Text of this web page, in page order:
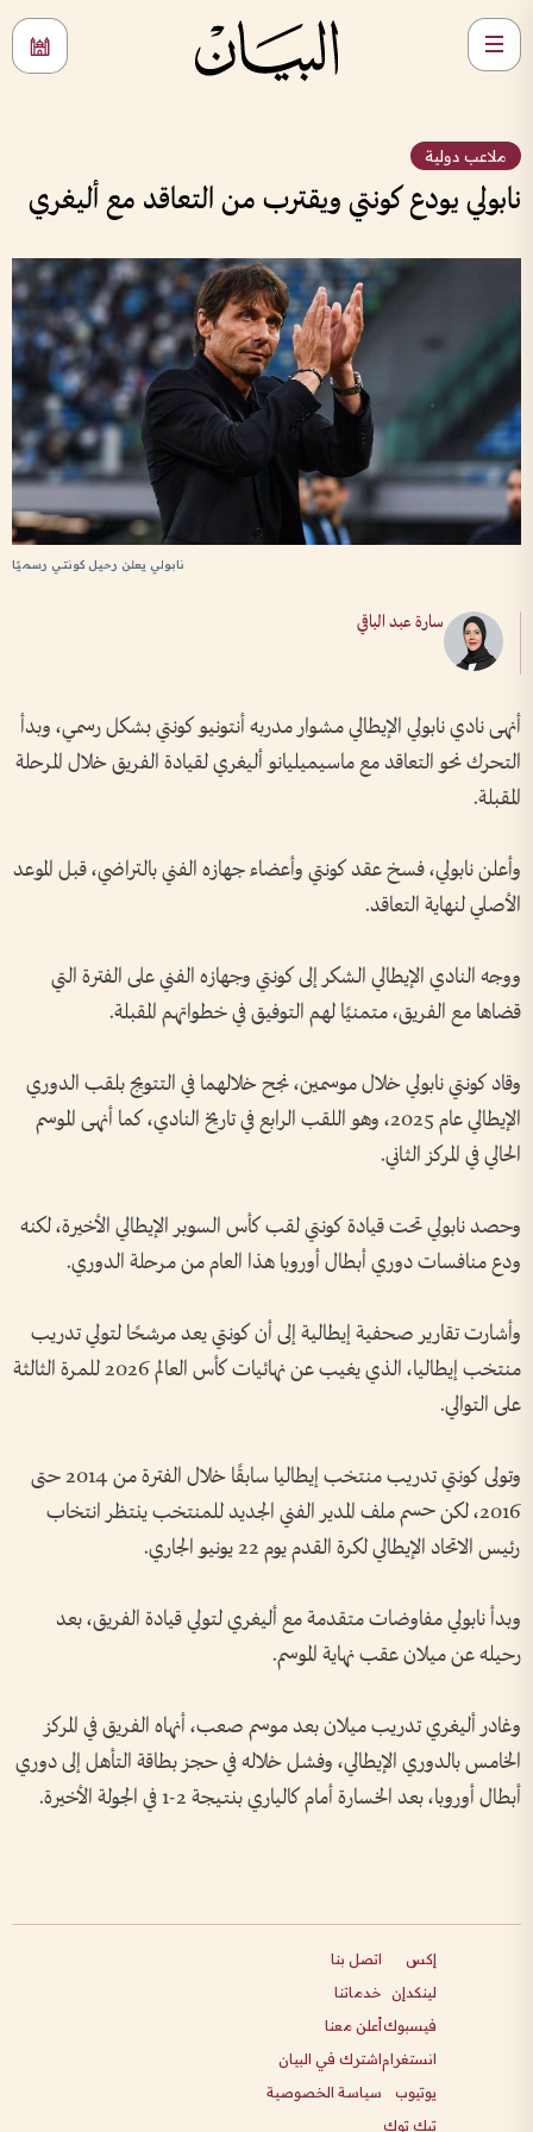
ملاعب دولية
نابولي يودع كونتي ويقترب من التعاقد مع أليغري
نابولي يعلن رحيل كونتي رسميًا
سارة عبد الباقي
أنهى نادي نابولي الإيطالي مشوار مدربه أنتونيو كونتي بشكل رسمي، وبدأ
التحرك نحو التعاقد مع ماسيميليانو أليغري لقيادة الفريق خلال المرحلة
المقبلة.
وأعلن نابولي، فسخ عقد كونتي وأعضاء جهازه الفني بالتراضي، قبل الموعد
الأصلي لنهاية التعاقد.
ووجه النادي الإيطالي الشكر إلى كونتي وجهازه الفني على الفترة التي
قضاها مع الفريق، متمنيًا لهم التوفيق في خطواتهم المقبلة.
وقاد كونتي نابولي خلال موسمين، نجح خلالهما في التتويج بلقب الدوري
الإيطالي عام 2025، وهو اللقب الرابع في تاريخ النادي، كما أنهى الموسم
الحالي في المركز الثاني.
وحصد نابولي تحت قيادة كونتي لقب كأس السوبر الإيطالي الأخيرة، لكنه
ودع منافسات دوري أبطال أوروبا هذا العام من مرحلة الدوري.
وأشارت تقارير صحفية إيطالية إلى أن كونتي يعد مرشحًا لتولي تدريب
منتخب إيطاليا، الذي يغيب عن نهائيات كأس العالم 2026 للمرة الثالثة
على التوالي.
وتولى كونتي تدريب منتخب إيطاليا سابقًا خلال الفترة من 2014 حتى
2016، لكن حسم ملف المدير الفني الجديد للمنتخب ينتظر انتخاب
رئيس الاتحاد الإيطالي لكرة القدم يوم 22 يونيو الجاري.
وبدأ نابولي مفاوضات متقدمة مع أليغري لتولي قيادة الفريق، بعد
رحيله عن ميلان عقب نهاية الموسم.
وغادر أليغري تدريب ميلان بعد موسم صعب، أنهاه الفريق في المركز
الخامس بالدوري الإيطالي، وفشل خلاله في حجز بطاقة التأهل إلى دوري
أبطال أوروبا، بعد الخسارة أمام كالياري بنتيجة 2-1 في الجولة الأخيرة.
إكس
لينكدإن
فيسبوك
انستغرام
يوتيوب
تيك توك
اتصل بنا
خدماتنا
أعلن معنا
اشترك في البيان
سياسة الخصوصية